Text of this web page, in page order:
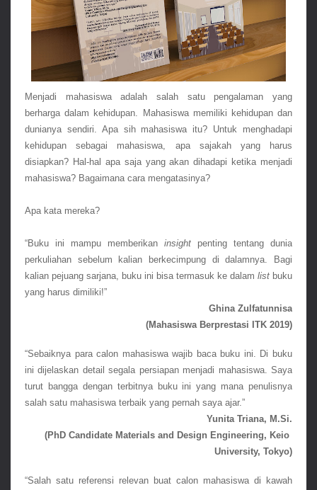
Menjadi mahasiswa adalah salah satu pengalaman yang
berharga dalam kehidupan. Mahasiswa memiliki kehidupan dan
dunianya sendiri. Apa sih mahasiswa itu? Untuk menghadapi
kehidupan sebagai mahasiswa, apa sajakah yang harus
disiapkan? Hal-hal apa saja yang akan dihadapi ketika menjadi
mahasiswa? Bagaimana cara mengatasinya?
Apa kata mereka?
“Buku ini mampu memberikan insight penting tentang dunia
perkuliahan sebelum kalian berkecimpung di dalamnya. Bagi
kalian pejuang sarjana, buku ini bisa termasuk ke dalam list buku
yang harus dimiliki!”
Ghina Zulfatunnisa
(Mahasiswa Berprestasi ITK 2019)
“Sebaiknya para calon mahasiswa wajib baca buku ini. Di buku
ini dijelaskan detail segala persiapan menjadi mahasiswa. Saya
turut bangga dengan terbitnya buku ini yang mana penulisnya
salah satu mahasiswa terbaik yang pernah saya ajar.”
Yunita Triana, M.Si.
(PhD Candidate Materials and Design Engineering, Keio
University, Tokyo)
“Salah satu referensi relevan buat calon mahasiswa di kawah